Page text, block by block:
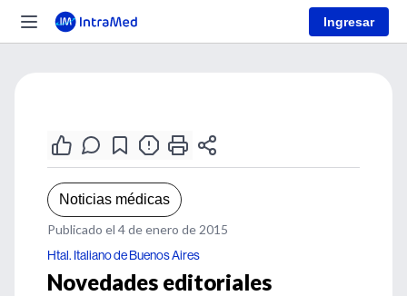
Ingresar
Noticias médicas
Publicado el 4 de enero de 2015
Htal. Italiano de Buenos Aires
Novedades editoriales